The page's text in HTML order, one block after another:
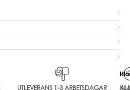
UTLEVERANS 1-3 ARBETSDAGAR